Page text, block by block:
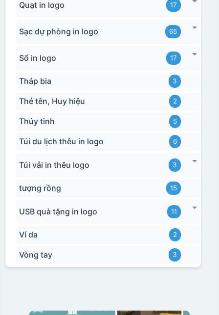
Quạt in logo 17
Sạc dự phòng in logo 65
Sổ in logo 17
Tháp bia 3
Thẻ tên, Huy hiệu 2
Thủy tinh 5
Túi du lịch thêu in logo 6
Túi vải in thêu logo 3
tượng rồng 15
USB quà tặng in logo 11
Ví da 2
Vòng tay 3